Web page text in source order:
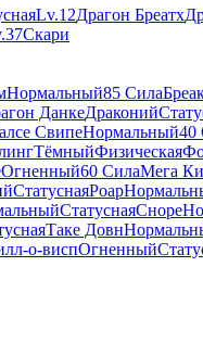
Lv.12Драгон Бреатх
Скари
Нормальный85 Сила
ДанкеДраконий
СвипеНормальный40
ТёмныйФизическая
Огненный60 СилаМега
СтатуснаяРоар
СтатуснаяСноре
Таке Довн
о-виспОгненный